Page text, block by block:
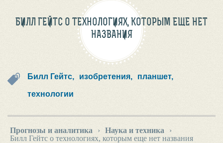
БИЛЛ ГЕЙТС О ТЕХНОЛОГИЯХ, КОТОРЫМ ЕЩЕ НЕТ
НАЗВАНИЯ
Билл Гейтс, изобретения, планшет,
технологии
Прогнозы и аналитика › Наука и техника
›
Билл Гейтс о технологиях, которым еще нет названия